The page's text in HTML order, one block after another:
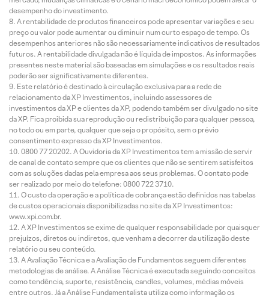
desempenho do investimento.
A rentabilidade de produtos financeiros pode apresentar variações e seu
preço ou valor pode aumentar ou diminuir num curto espaço de tempo. Os
desempenhos anteriores não são necessariamente indicativos de resultados
futuros. A rentabilidade divulgada não é líquida de impostos. As informações
presentes neste material são baseadas em simulações e os resultados reais
poderão ser significativamente diferentes.
Este relatório é destinado à circulação exclusiva para a rede de
relacionamento da XP Investimentos, incluindo assessores de
investimentos da XP e clientes da XP, podendo também ser divulgado no site
da XP. Fica proibida sua reprodução ou redistribuição para qualquer pessoa,
no todo ou em parte, qualquer que seja o propósito, sem o prévio
consentimento expresso da XP Investimentos.
0800 77 20202. A Ouvidoria da XP Investimentos tem a missão de servir
de canal de contato sempre que os clientes que não se sentirem satisfeitos
com as soluções dadas pela empresa aos seus problemas. O contato pode
ser realizado por meio do telefone: 0800 722 3710.
O custo da operação e a política de cobrança estão definidos nas tabelas
de custos operacionais disponibilizadas no site da XP Investimentos:
www.xpi.com.br.
A XP Investimentos se exime de qualquer responsabilidade por quaisquer
prejuízos, diretos ou indiretos, que venham a decorrer da utilização deste
relatório ou seu conteúdo.
A Avaliação Técnica e a Avaliação de Fundamentos seguem diferentes
metodologias de análise. A Análise Técnica é executada seguindo conceitos
como tendência, suporte, resistência, candles, volumes, médias móveis
entre outros. Já a Análise Fundamentalista utiliza como informação os